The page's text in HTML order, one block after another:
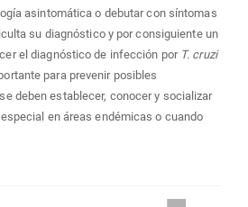
asintomática o debutar con síntomas
su diagnóstico y por consiguiente un
el diagnóstico de infección por T. cruzi
para prevenir posibles
deben establecer, conocer y socializar
en áreas endémicas o cuando